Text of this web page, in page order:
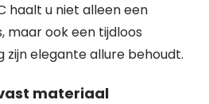
haalt u niet alleen een
maar ook een tijdloos
elegante allure behoudt.
materiaal